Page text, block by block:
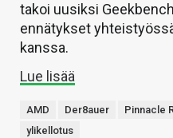
takoi uusiksi
ennätykset
kanssa.
Lue lisää
AMD Der8auer Pinnacle
ylikellotus